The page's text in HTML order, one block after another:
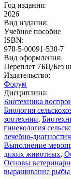
Год издания:
2026
Вид издания:
Учебное пособие
ISBN:
978-5-00091-538-7
Вид оформления:
Переплет 7БЦ/Без
Издательство:
Форум
Дисциплина:
Биотехника
Биология
зоотехнии,
гинекология
лечебно-
Выполнение
диких животных,
Основы
выращивание